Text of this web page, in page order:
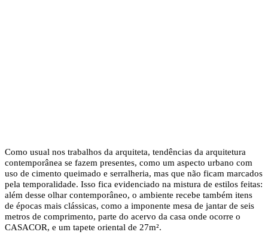
Como usual nos trabalhos da arquiteta, tendências da arquitetura
contemporânea se fazem presentes, como um aspecto urbano com
uso de cimento queimado e serralheria, mas que não ficam marcados
pela temporalidade. Isso fica evidenciado na mistura de estilos feitas:
além desse olhar contemporâneo, o ambiente recebe também itens
de épocas mais clássicas, como a imponente mesa de jantar de seis
metros de comprimento, parte do acervo da casa onde ocorre o
CASACOR, e um tapete oriental de 27m².